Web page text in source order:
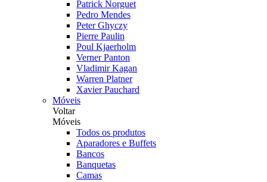
Patrick Norguet
Pedro Mendes
Peter Ghyczy
Pierre Paulin
Poul Kjaerholm
Verner Panton
Vladimir Kagan
Warren Platner
Xavier Pauchard
Móveis
Voltar
Móveis
Todos os produtos
Aparadores e Buffets
Bancos
Banquetas
Camas